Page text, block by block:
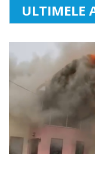
ULTIMELE